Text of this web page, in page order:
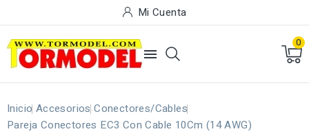
Mi Cuenta

0
Inicio Accesorios Conectores/Cables
Pareja Conectores EC3 Con Cable 10Cm (14 AWG)